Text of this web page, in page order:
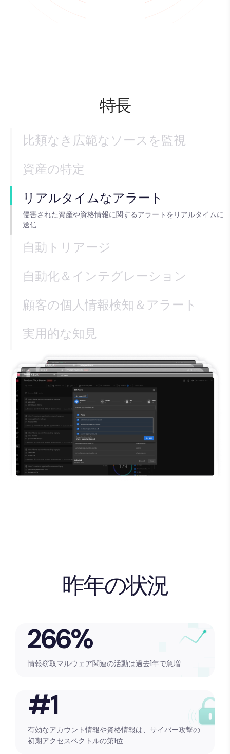
特長
比類なき広範なソースを監視
資産の特定
リアルタイムなアラート
侵害された資産や資格情報に関するアラートをリアルタイムに
送信
自動トリアージ
自動化＆インテグレーション
顧客の個人情報検知＆アラート
実用的な知見
昨年の状況
266%
情報窃取マルウェア関連の活動は過去1年で急増
#1
有効なアカウント情報や資格情報は、サイバー攻撃の
初期アクセスベクトルの第1位